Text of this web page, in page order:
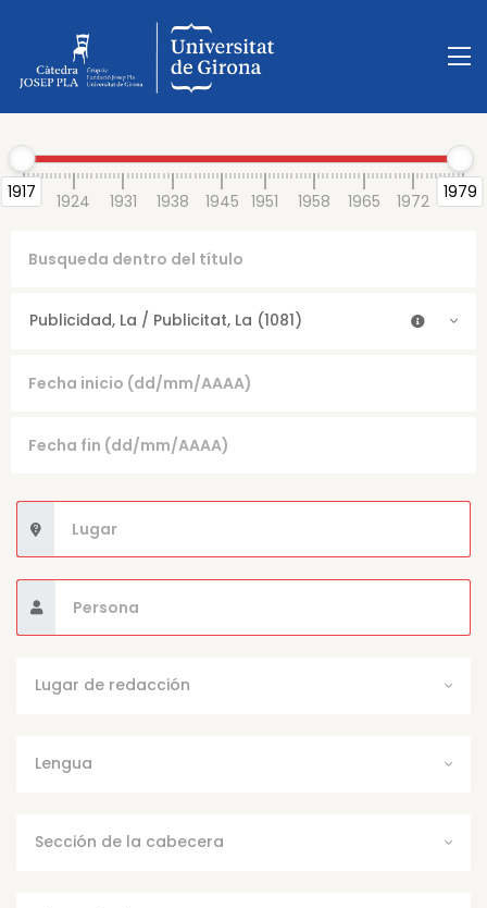
1917 1979
1917 1924 1931 1938 1945 1951 1958 1965 1972 1979
Publicidad, La / Publicitat, La (1081)
Lugar de redacción
Lengua
Sección de la cabecera